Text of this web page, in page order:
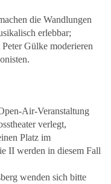
die Wandlungen
erlebbar;
Gülke moderieren
Air-Veranstaltung
verlegt,
Platz im
II werden in diesem Fall
wenden sich bitte